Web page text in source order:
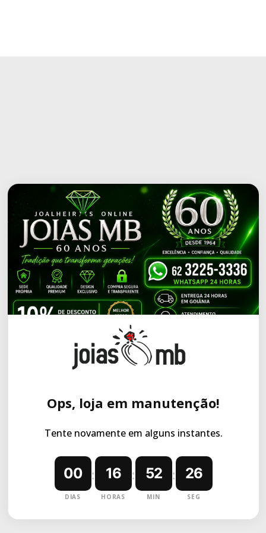
Ops, loja em manutenção!
Tente novamente em alguns instantes.
00
DIAS
: 16
HORAS
: 52
MIN
: 26
SEG